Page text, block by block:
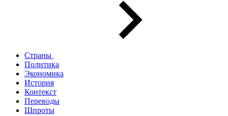
Страны
Политика
Экономика
История
Контекст
Переводы
Шпроты